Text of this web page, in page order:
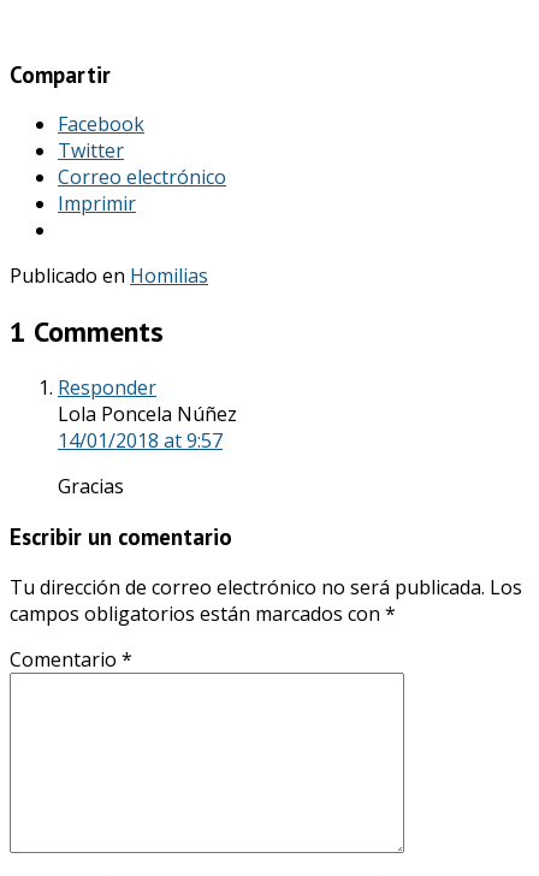
Compartir
Facebook
Twitter
Correo electrónico
Imprimir
Publicado en Homilias
1 Comments
Responder
Lola Poncela Núñez
14/01/2018 at 9:57
Gracias
Escribir un comentario
Tu dirección de correo electrónico no será publicada. Los
campos obligatorios están marcados con *
Comentario *